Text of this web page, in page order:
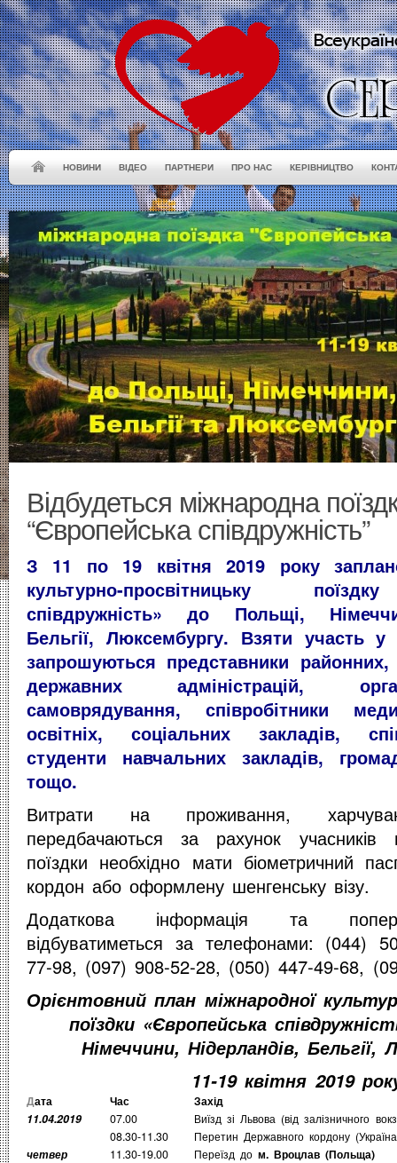
НОВИНИ ВІДЕО ПАРТНЕРИ ПРО НАС КЕРІВНИЦТВО
Відбудеться міжнародна
“Європейська співдружність”
З 11 по 19 квітня 2019 року
культурно-просвітницьку
співдружність» до Польщі,
Бельгії, Люксембургу. Взяти участь у
запрошуються представники
державних адміністрацій,
самоврядування, співробітники
освітніх, соціальних закладів,
студенти навчальних закладів,
тощо.
Витрати на проживання,
передбачаються за рахунок учасників
поїздки необхідно мати біометричний
кордон або оформлену шенгенську візу.
Додаткова інформація та
відбуватиметься за телефонами: (044)
77-98, (097) 908-52-28, (050) 447-49-68,
Орієнтовний план міжнародної
поїздки «Європейська
Німеччини, Нідерландів,
11-19 квітня 2019
Дата Час
Захід
11.04.2019
четвер
07.00
Виїзд зі Львова (від залізничного
08.30-11.30
Перетин Державного кордону
11.30-19.00
Переїзд дом. Вроцлав (Польща)